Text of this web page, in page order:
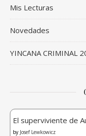
Mis Lecturas
Novedades
YINCANA CRIMINAL
El superviviente de
by Josef Lewkowicz